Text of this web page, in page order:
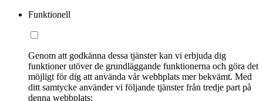
Funktionell
Genom att godkänna dessa tjänster kan vi erbjuda dig
funktioner utöver de grundläggande funktionerna och göra det
möjligt för dig att använda vår webbplats mer bekvämt. Med
ditt samtycke använder vi följande tjänster från tredje part på
denna webbplats: